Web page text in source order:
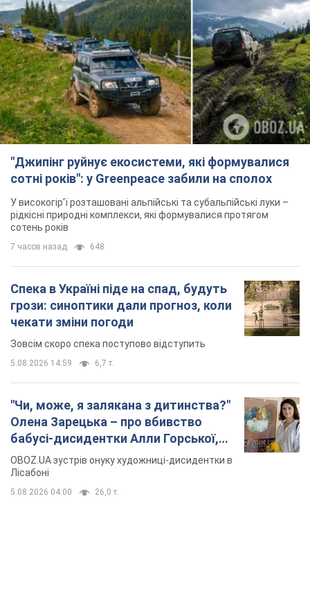
"Джипінг руйнує екосистеми, які формувалися
сотні років": у Greenpeace забили на сполох
У високогір'ї розташовані альпійські та субальпійські луки –
рідкісні природні комплекси, які формувалися протягом
сотень років
7 часов назад 648
Спека в Україні піде на спад, будуть
грози: синоптики дали прогноз, коли
чекати зміни погоди
Зовсім скоро спека поступово відступить
5.08.2026 14:59 6,7 т.
"Чи, може, я залякана з дитинства?"
Олена Зарецька – про вбивство
бабусі-дисидентки Алли Горської,
критику Дмитра Стуса та втечу в
Португалію з 5 дітьми
OBOZ.UA зустрів онуку художниці-дисидентки в
Лісабоні
5.08.2026 04:00 26,0 т.